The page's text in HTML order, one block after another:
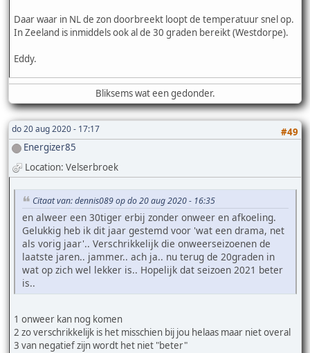
Daar waar in NL de zon doorbreekt loopt de temperatuur snel op.
In Zeeland is inmiddels ook al de 30 graden bereikt (Westdorpe).
Eddy.
Bliksems wat een gedonder.
do 20 aug 2020 - 17:17
#49
Energizer85
Location: Velserbroek
Citaat van: dennis089 op do 20 aug 2020 - 16:35
en alweer een 30tiger erbij zonder onweer en afkoeling.
Gelukkig heb ik dit jaar gestemd voor 'wat een drama, net
als vorig jaar'.. Verschrikkelijk die onweerseizoenen de
laatste jaren.. jammer.. ach ja.. nu terug de 20graden in
wat op zich wel lekker is.. Hopelijk dat seizoen 2021 beter
is..
1 onweer kan nog komen
2 zo verschrikkelijk is het misschien bij jou helaas maar niet overal
3 van negatief zijn wordt het niet "beter"